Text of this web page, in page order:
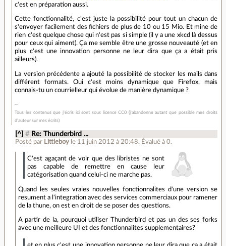
c'est en préparation aussi.
Cette fonctionnalité, c'est juste la possibilité pour tout un chacun de
s'envoyer facilement des fichiers de plus de 10 ou 15 Mio. Et mine de
rien c'est quelque chose qui n'est pas si simple (il y a une xkcd là dessus
pour ceux qui aiment). Ça me semble être une grosse nouveauté (et en
plus c'est une innovation personne ne leur dira que ça a était pris
ailleurs).
La version précédente a ajouté la possibilité de stocker les mails dans
différent formats. Oui c'est moins dynamique que Firefox, mais
connais-tu un courrielleur qui évolue de manière dynamique ?
Tous les contenus que j'écris ici sont sous licence CC0 (j'abandonne autant que possible mes droits
d'auteur sur mes écrits)
[^] # Re: Thunderbird ...
Posté par Littleboy le 11 juin 2012 à 20:48. Évalué à 0.
C'est agaçant de voir que des libristes ne sont
pas capable de remettre en cause leur
catégorisation quand celui-ci ne marche pas.
Quand les seules vraies nouvelles fonctionnalites d'une version se
resument a l'integration avec des services commerciaux pour ramener
de la thune, on est en droit de se poser des questions.
A partir de la, pourquoi utiliser Thunderbird et pas un des ses forks
avec une meilleure UI et des fonctionnalites supplementaires?